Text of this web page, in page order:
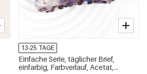
13-25 TAGE
Einfache Serie, täglicher Brief,
einfarbig, Farbverlauf, Acetat,